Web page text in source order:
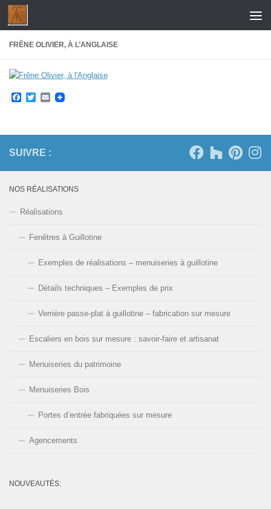
Skip to content
FRÊNE OLIVIER, À L’ANGLAISE
Facebook
Twitter
Email
SUIVRE :
NOS RÉALISATIONS
Réalisations
Fenêtres à Guillotine
Exemples de réalisations – menuiseries à guillotine
Détails techniques – Exemples de prix
Verrière passe-plat à guillotine – fabrication sur mesure
Escaliers en bois sur mesure : savoir-faire et artisanat
Menuiseries du patrimoine
Menuiseries Bois
Portes d’entrée fabriquées sur mesure
Agencements
NOUVEAUTÉS: